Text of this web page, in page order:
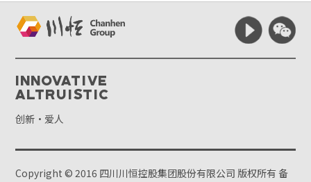
Innovative
Altruistic
创新·爱人
Copyright © 2016 四川川恒控股集团股份有限公司 版权所有备